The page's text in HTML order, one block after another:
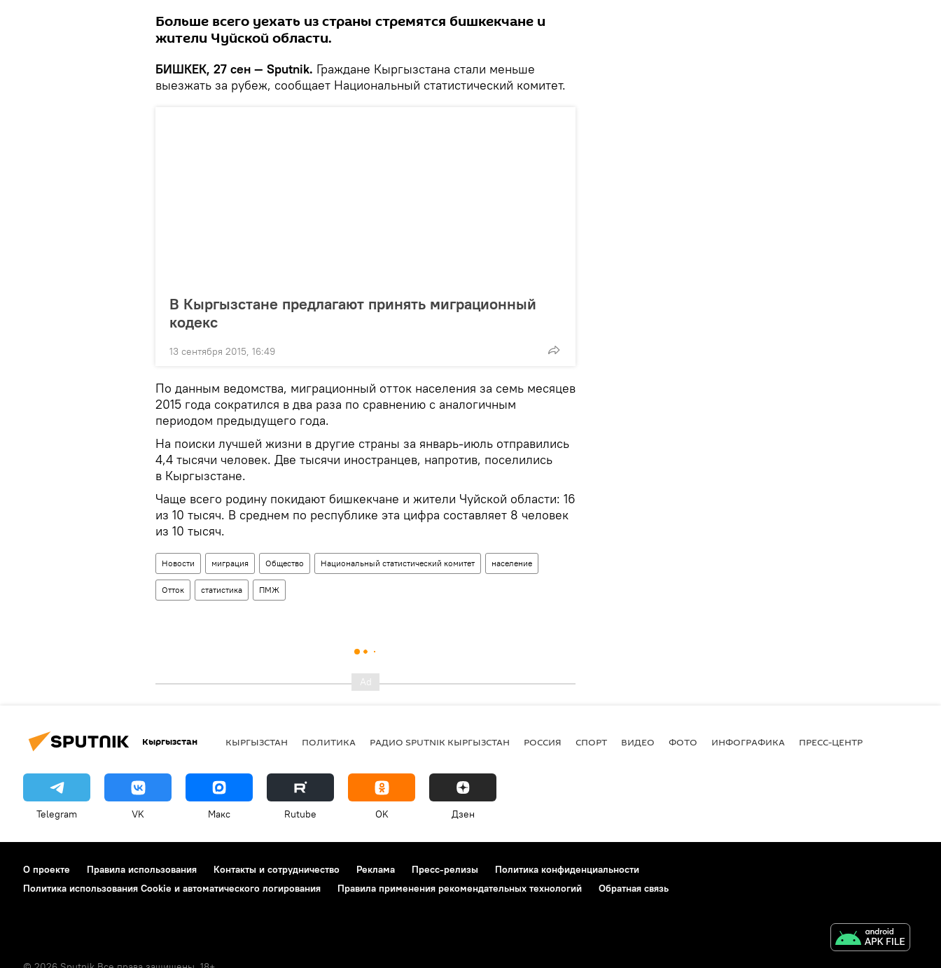
Больше всего уехать из страны стремятся бишкекчане и
жители Чуйской области.
БИШКЕК, 27 сен — Sputnik. Граждане Кыргызстана стали меньше
выезжать за рубеж, сообщает Национальный статистический комитет.
В Кыргызстане предлагают принять миграционный
кодекс
13 сентября 2015, 16:49
По данным ведомства, миграционный отток населения за семь месяцев
2015 года сократился в два раза по сравнению с аналогичным
периодом предыдущего года.
На поиски лучшей жизни в другие страны за январь-июль отправились
4,4 тысячи человек. Две тысячи иностранцев, напротив, поселились
в Кыргызстане.
Чаще всего родину покидают бишкекчане и жители Чуйской области: 16
из 10 тысяч. В среднем по республике эта цифра составляет 8 человек
из 10 тысяч.
Новости миграция Общество Национальный статистический комитет население
Отток статистика ПМЖ
Кыргызстан КЫРГЫЗСТАН ПОЛИТИКА РАДИО SPUTNIK КЫРГЫЗСТАН РОССИЯ СПОРТ ВИДЕО ФОТО ИНФОГРАФИКА ПРЕСС-ЦЕНТР
Telegram VK Макс Rutube OK Дзен
О проекте Правила использования Контакты и сотрудничество Реклама Пресс-релизы
Политика конфиденциальности
Политика использования Cookie и автоматического логирования
Правила применения рекомендательных технологий Обратная связь